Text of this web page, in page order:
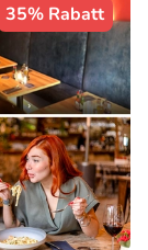
35% Rabatt